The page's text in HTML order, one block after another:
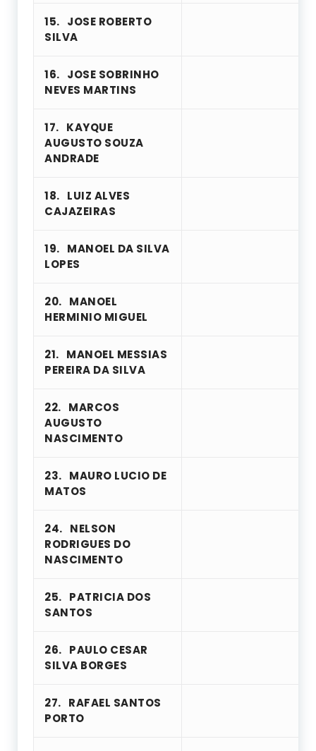
15. JOSE ROBERTO
SILVA
16. JOSE SOBRINHO
NEVES MARTINS
17. KAYQUE
AUGUSTO SOUZA
ANDRADE
18. LUIZ ALVES
CAJAZEIRAS
19. MANOEL DA SILVA
LOPES
20. MANOEL
HERMINIO MIGUEL
21. MANOEL MESSIAS
PEREIRA DA SILVA
22. MARCOS
AUGUSTO
NASCIMENTO
23. MAURO LUCIO DE
MATOS
24. NELSON
RODRIGUES DO
NASCIMENTO
25. PATRICIA DOS
SANTOS
26. PAULO CESAR
SILVA BORGES
27. RAFAEL SANTOS
PORTO